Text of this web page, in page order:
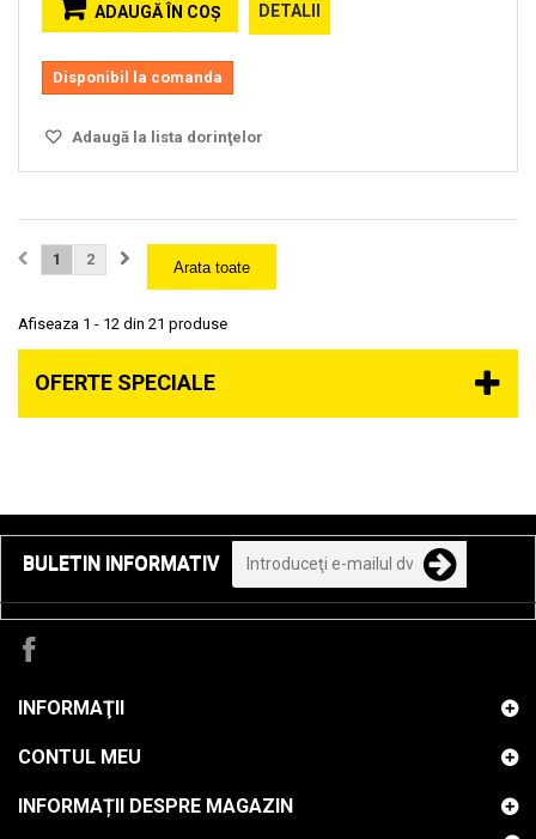
ADAUGĂ ÎN COŞ DETALII
Disponibil la comanda
Adaugă la lista dorinţelor
Arata toate
1 2
Afiseaza 1 - 12 din 21 produse
OFERTE SPECIALE
BULETIN INFORMATIV
INFORMAŢII
CONTUL MEU
INFORMAȚII DESPRE MAGAZIN